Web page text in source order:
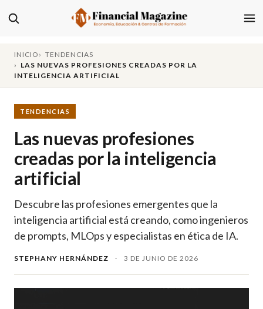
INICIO
TENDENCIAS
LAS NUEVAS PROFESIONES CREADAS POR LA
INTELIGENCIA ARTIFICIAL
TENDENCIAS
Las nuevas profesiones
creadas por la inteligencia
artificial
Descubre las profesiones emergentes que la
inteligencia artificial está creando, como ingenieros
de prompts, MLOps y especialistas en ética de IA.
STEPHANY HERNÁNDEZ · 3 DE JUNIO DE 2026